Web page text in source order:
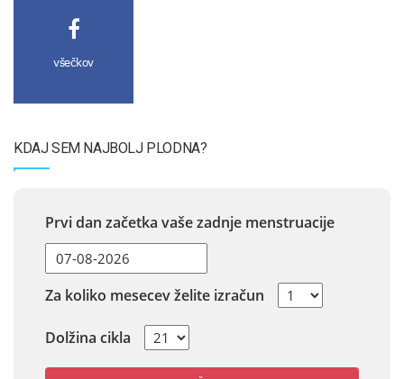
všečkov
KDAJ SEM NAJBOLJ PLODNA?
Prvi dan začetka vaše zadnje menstruacije
Za koliko mesecev želite izračun
Dolžina cikla